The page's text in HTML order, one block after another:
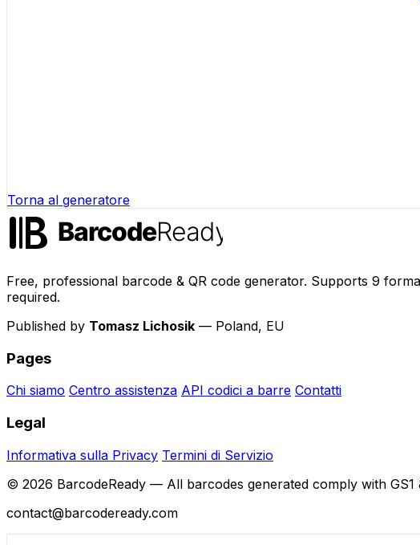
Torna al generatore
Free, professional barcode & QR code generator. Supports 9
required.
Published by Tomasz Lichosik — Poland, EU
Pages
Chi siamo Centro assistenza API codici a barre Contatti
Legal
Informativa sulla Privacy Termini di Servizio
© 2026 BarcodeReady — All barcodes generated comply with GS1
contact@barcodeready.com